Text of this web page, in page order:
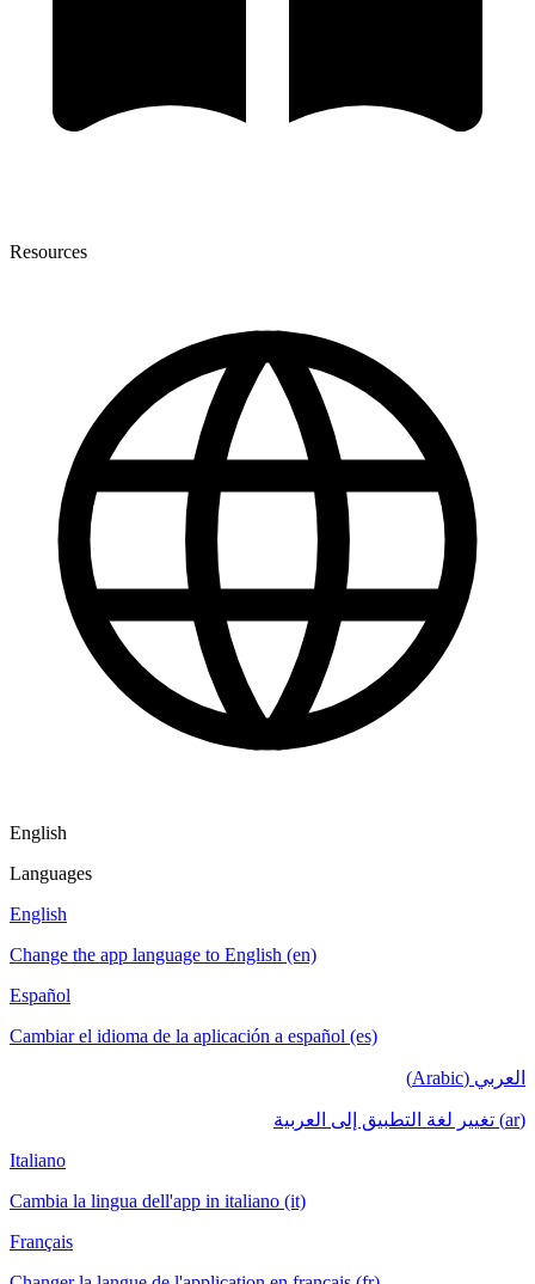
Resources
English
Languages
English
Change the app language to English (en)
Español
Cambiar el idioma de la aplicación a español (es)
العربي (Arabic)
(ar) تغيير لغة التطبيق إلى العربية
Italiano
Cambia la lingua dell'app in italiano (it)
Français